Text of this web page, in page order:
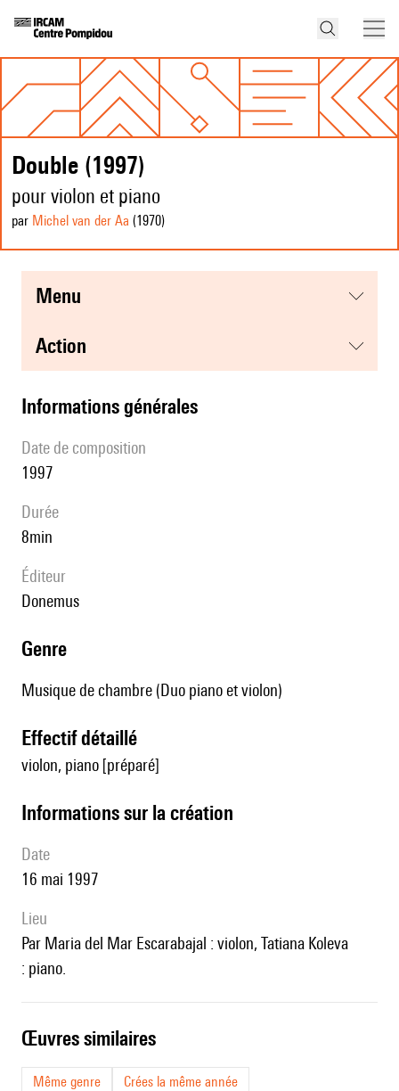
Double (1997)
pour violon et piano
par Michel van der Aa (1970)
menu
action
informations générales
date de composition
1997
durée
8min
éditeur
Donemus
genre
Musique de chambre (Duo piano et violon)
effectif détaillé
violon, piano [préparé]
informations sur la création
date
16 mai 1997
lieu
par Maria del Mar Escarabajal : violon, Tatiana Koleva
: piano.
œuvres similaires
Même genre
Crées la même année